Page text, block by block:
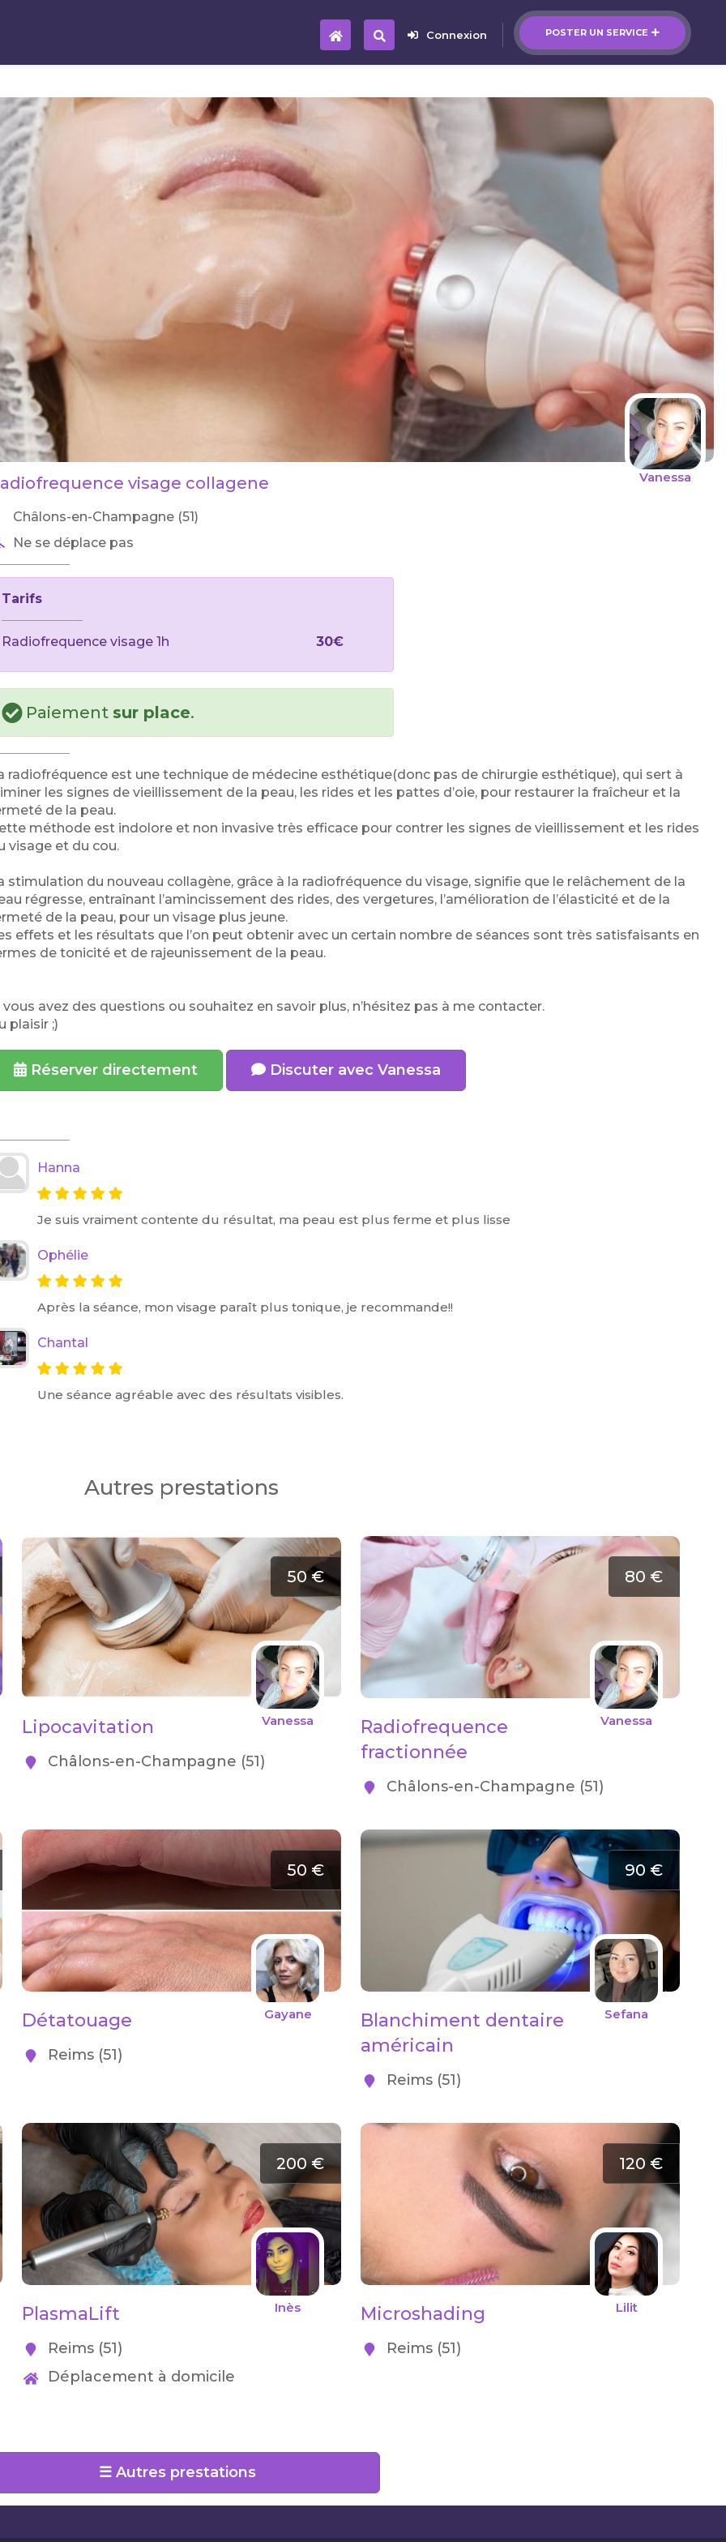
POSTER UN SERVICE
Connexion
Vanessa
visage collagene
Châlons-en-Champagne (51)
Ne se déplace pas
Tarifs
Radiofrequence visage 1h 30€
Paiement sur place.
radiofréquence est une technique de médecine esthétique(donc pas de chirurgie esthétique), qui sert à
les signes de vieillissement de la peau, les rides et les pattes d’oie, pour restaurer la fraîcheur et la
de la peau.
méthode est indolore et non invasive très efficace pour contrer les signes de vieillissement et les rides
visage et du cou.
stimulation du nouveau collagène, grâce à la radiofréquence du visage, signifie que le relâchement de la
régresse, entraînant l’amincissement des rides, des vergetures, l’amélioration de l’élasticité et de la
de la peau, pour un visage plus jeune.
effets et les résultats que l’on peut obtenir avec un certain nombre de séances sont très satisfaisants en
de tonicité et de rajeunissement de la peau.
vous avez des questions ou souhaitez en savoir plus, n’hésitez pas à me contacter.
plaisir ;)
Réserver directement Discuter avec Vanessa
Hanna
Je suis vraiment contente du résultat, ma peau est plus ferme et plus lisse
Ophélie
Après la séance, mon visage paraît plus tonique, je recommande!!
Chantal
Une séance agréable avec des résultats visibles.
Autres prestations
50 €
Vanessa
Lipocavitation
Châlons-en-Champagne (51)
80 €
Vanessa
Radiofrequence
fractionnée
Châlons-en-Champagne (51)
50 €
Gayane
Détatouage
Reims (51)
90 €
Sefana
Blanchiment dentaire
américain
Reims (51)
200 €
Inès
PlasmaLift
Reims (51)
Déplacement à domicile
120 €
Lilit
Microshading
Reims (51)
☰ Autres prestations